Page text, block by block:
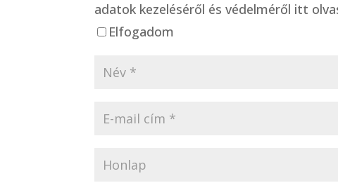
adatok kezeléséről és védelméről itt
Elfogadom